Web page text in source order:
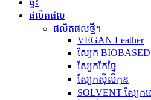
ផ្ទះ
ផលិតផល
ផលិតផលថ្មី។
VEGAN Leather
ស្បែក BIOBASED
ស្បែកកែច្នៃ
ស្បែកស៊ីលីកុន
SOLVENT ស្បែក